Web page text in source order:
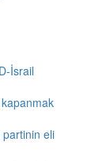
İsrail
kapanmak
partinin eli